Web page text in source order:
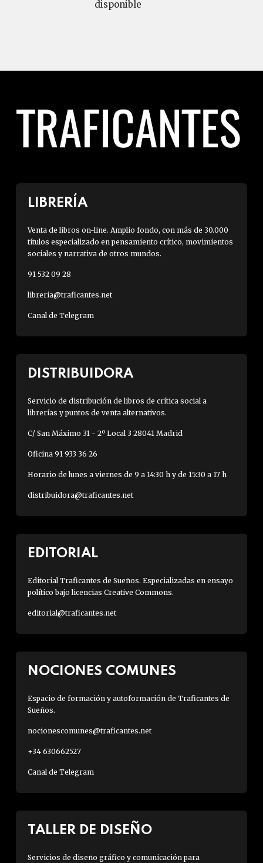
disponible
LIBRERÍA
Venta de libros on-line. Amplio fondo, con más de 30.000
títulos especializado en pensamiento crítico, movimientos
sociales y narrativa de otros mundos.
91 532 09 28
libreria@traficantes.net
Canal de Telegram
DISTRIBUIDORA
Servicio de distribución de libros de crítica social a
librerías y puntos de venta alternativos.
C/ San Máximo 31 - 2º Local 3 28041 Madrid
Oficina 91 933 36 26
Horario de lunes a viernes de 9 a 14:30 h y de 15:30 a 17 h
distribuidora@traficantes.net
EDITORIAL
Editorial Traficantes de Sueños. Especializadas en ensayo
político bajo licencias Creative Commons.
editorial@traficantes.net
NOCIONES COMUNES
Espacio de formación y autoformación de Traficantes de
Sueños.
nocionescomunes@traficantes.net
+34 630662527
Canal de Telegram
TALLER DE DISEÑO
Servicios de diseño gráfico y comunicación para